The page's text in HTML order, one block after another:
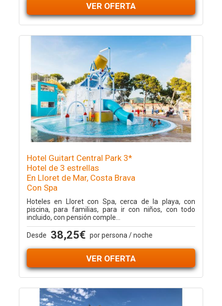
VER OFERTA
Hotel Guitart Central Park 3*
Hotel de 3 estrellas
En Lloret de Mar, Costa Brava
Con Spa
Hoteles en Lloret con Spa, cerca de la playa, con
piscina, para familias, para ir con niños, con todo
incluido, con pensión comple...
Desde 38,25€ por persona / noche
VER OFERTA